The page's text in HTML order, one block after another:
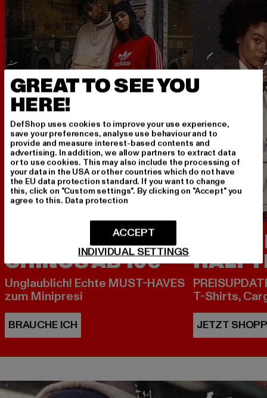
CARGOS &
CHINOS AB 10€
Unglaublich! Echte MUST-HAVES
zum Minipresi T-Shirts,
GREAT TO SEE YOU
HERE!
DefShop uses cookies to improve your use experience,
save your preferences, analyse use behaviour and to
provide and measure interest-based contents and
advertising. In addition, we allow partners to extract data
or to use cookies. This may also include the processing of
your data in the USA or other countries which do not have
the EU data protection standard. If you want to change
this, click on "Custom settings". By clicking on "Accept" you
agree to this. Data protection
INDIVIDUAL SETTINGS
ACCEPT